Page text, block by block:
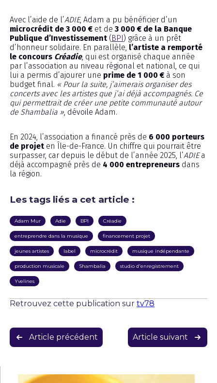
Avec l’aide de l’ADIE, Adam a pu bénéficier d’un
microcrédit de 3 000 € et de 3 000 € de la Banque
Publique d’Investissement (BPI) grâce à un prêt
d’honneur solidaire. En parallèle, l’artiste a remporté
le concours Créadie, qui est organisé chaque année
par l’association au niveau régional et national, ce qui
lui a permis d’ajourer une prime de 1 000 € à son
budget final. « Pour la suite, j’aimerais organiser des
concerts avec les artistes que j’ai déjà accompagnés. Ce
qui permettrait de créer une petite communauté autour
de Shambalia » , dévoile Adam.
En 2024, l’association a financé près de 6 000 porteurs
de projet en Île-de-France. Un chiffre qui pourrait être
surpasser, car depuis le début de l’année 2025, l’ADIEa
déjà accompagné près de 4 000 entrepreneurs dans
la région.
Les tags liés a cet article :
Adam Mur Adie BPI Créadie
entreprendre dans la musique financement projet
jeunes artistes label microcrédit musique indépendante
production musicale Shambalia studio d'enregistrement
Yvelines
Retrouvez cette publication sur tv78
Navigation
de
Article précédent Article suivant